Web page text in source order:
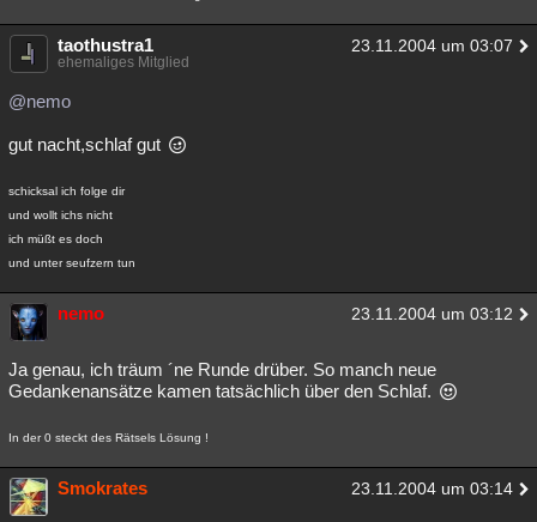
taothustra1 23.11.2004 um 03:07
ehemaliges Mitglied
@nemo
gut nacht,schlaf gut
schicksal ich folge dir
und wollt ichs nicht
ich müßt es doch
und unter seufzern tun
nemo 23.11.2004 um 03:12
Ja genau, ich träum ´ne Runde drüber. So manch neue
Gedankenansätze kamen tatsächlich über den Schlaf.
In der 0 steckt des Rätsels Lösung !
Smokrates 23.11.2004 um 03:14